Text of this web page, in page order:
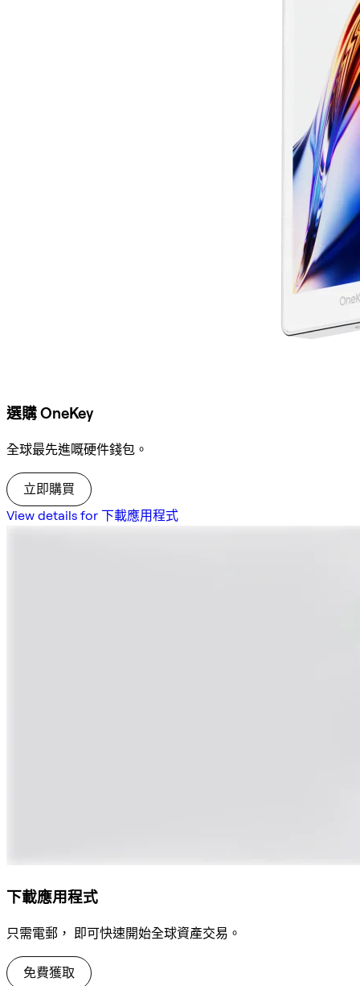
選購 OneKey
全球最先進嘅硬件錢包。
立即購買
View details for 下載應用程式
下載應用程式
只需電郵， 即可快速開始全球資產交易。
免費獲取